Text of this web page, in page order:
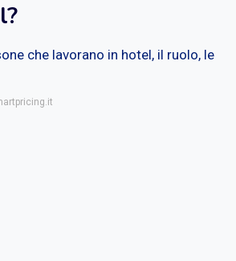
che lavorano in hotel, il ruolo, le